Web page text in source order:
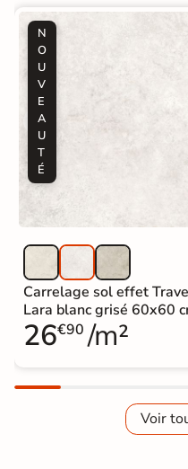
N
O
U
V
E
A
U
T
É
Carrelage sol effet
Lara blanc grisé 60x60
26€90 /m²
Voir